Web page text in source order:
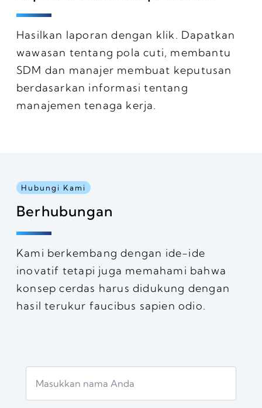
Hasilkan laporan dengan klik. Dapatkan
wawasan tentang pola cuti, membantu
SDM dan manajer membuat keputusan
berdasarkan informasi tentang
manajemen tenaga kerja.
Hubungi Kami
Berhubungan
Kami berkembang dengan ide-ide
inovatif tetapi juga memahami bahwa
konsep cerdas harus didukung dengan
hasil terukur faucibus sapien odio.